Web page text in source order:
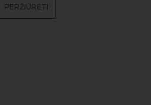
PERŽIŪRĖTI